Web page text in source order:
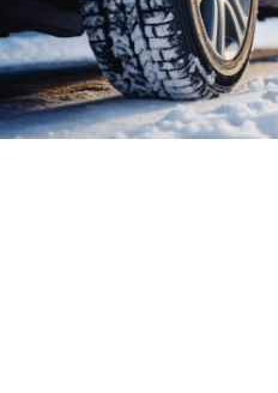
Bestel voordelig
Gratis bezorgd of montage bij
Seizoen: